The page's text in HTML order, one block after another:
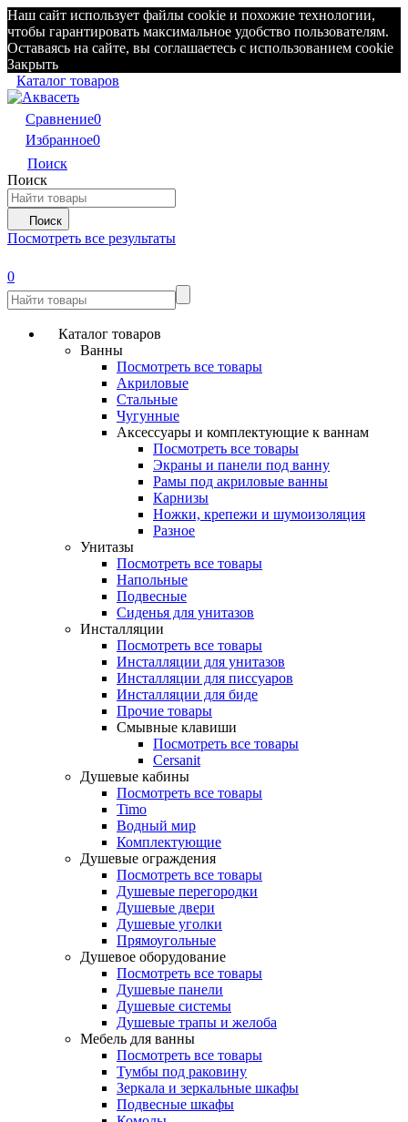
Наш сайт использует файлы cookie и похожие технологии,
чтобы гарантировать максимальное удобство пользователям.
Оставаясь на сайте, вы соглашаетесь с использованием cookie
Закрыть
Каталог товаров
Сравнение0
Избранное0
Поиск
Поиск
Поиск
Посмотреть все результаты
0
Каталог товаров
Ванны
Посмотреть все товары
Акриловые
Стальные
Чугунные
Аксессуары и комплектующие к ваннам
Посмотреть все товары
Экраны и панели под ванну
Рамы под акриловые ванны
Карнизы
Ножки, крепежи и шумоизоляция
Разное
Унитазы
Посмотреть все товары
Напольные
Подвесные
Сиденья для унитазов
Инсталляции
Посмотреть все товары
Инсталляции для унитазов
Инсталляции для писсуаров
Инсталляции для биде
Прочие товары
Смывные клавиши
Посмотреть все товары
Cersanit
Душевые кабины
Посмотреть все товары
Timo
Водный мир
Комплектующие
Душевые ограждения
Посмотреть все товары
Душевые перегородки
Душевые двери
Душевые уголки
Прямоугольные
Душевое оборудование
Посмотреть все товары
Душевые панели
Душевые системы
Душевые трапы и желоба
Мебель для ванны
Посмотреть все товары
Тумбы под раковину
Зеркала и зеркальные шкафы
Подвесные шкафы